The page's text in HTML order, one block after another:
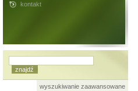
kontakt
wyszukiwanie zaawansowane